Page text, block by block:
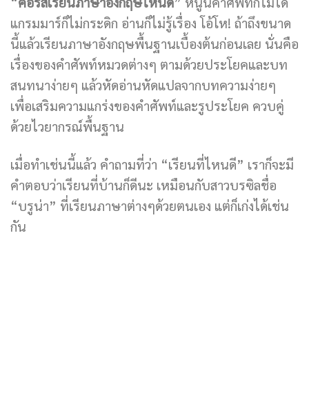
แกรมมาร์ก็ไม่กระดิก อ่านก็ไม่รู้เรื่อง โอ้โห! ถ้าถึงขนาด
นี้แล้วเรียนภาษาอังกฤษพื้นฐานเบื้องต้นก่อนเลย นั่นคือ
เรื่องของคำศัพท์หมวดต่างๆ ตามด้วยประโยคและบท
สนทนาง่ายๆ แล้วหัดอ่านหัดแปลจากบทความง่ายๆ
เพื่อเสริมความแกร่งของคำศัพท์และรูประโยค ควบคู่
ด้วยไวยากรณ์พื้นฐาน
เมื่อทำเช่นนี้แล้ว คำถามที่ว่า “เรียนที่ไหนดี” เราก็จะมี
คำตอบว่าเรียนที่บ้านก็ดีนะ เหมือนกับสาวบรซิลชื่อ
“บรูน่า” ที่เรียนภาษาต่างๆด้วยตนเอง แต่ก็เก่งได้เช่น
กัน